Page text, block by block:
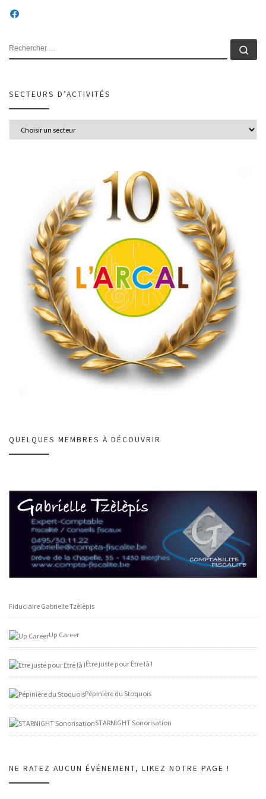
SECTEURS D’ACTIVITÉS
QUELQUES MEMBRES À DÉCOUVRIR
Fiduciaire Gabrielle Tzèlèpis
Up Career
Être juste pour Être là !
Pépinière du Stoquois
STARNIGHT Sonorisation
NE RATEZ AUCUN ÉVÉNEMENT, LIKEZ NOTRE PAGE !